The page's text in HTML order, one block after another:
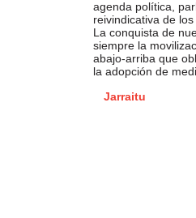
agenda política,
reivindicativa de
La conquista de
siempre la
abajo-arriba que
la adopción de
Jarraitu